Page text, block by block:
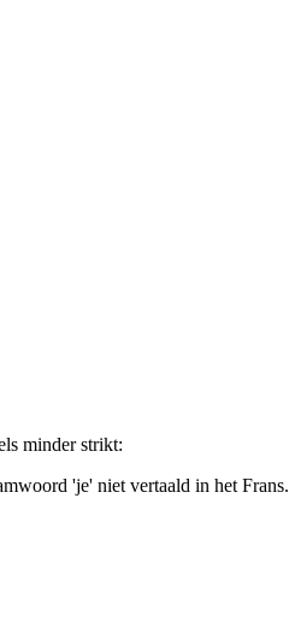
minder strikt:
'je' niet vertaald in het Frans.